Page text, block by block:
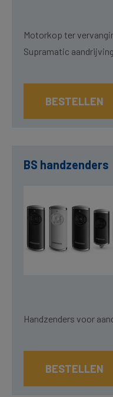
Motorkop ter
Supramatic
BESTELLEN
BS handzenders
Handzenders voor
BESTELLEN